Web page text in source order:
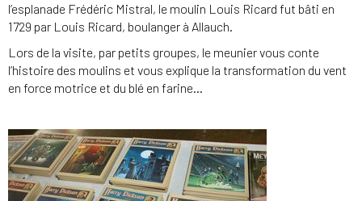
l’esplanade Frédéric Mistral, le moulin Louis Ricard fut bâti en
1729 par Louis Ricard, boulanger à Allauch.
Lors de la visite, par petits groupes, le meunier vous conte
l’histoire des moulins et vous explique la transformation du vent
en force motrice et du blé en farine…